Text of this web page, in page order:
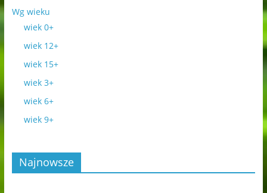
Wg wieku
wiek 0+
wiek 12+
wiek 15+
wiek 3+
wiek 6+
wiek 9+
Najnowsze